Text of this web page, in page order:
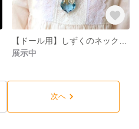
展示中
次へ